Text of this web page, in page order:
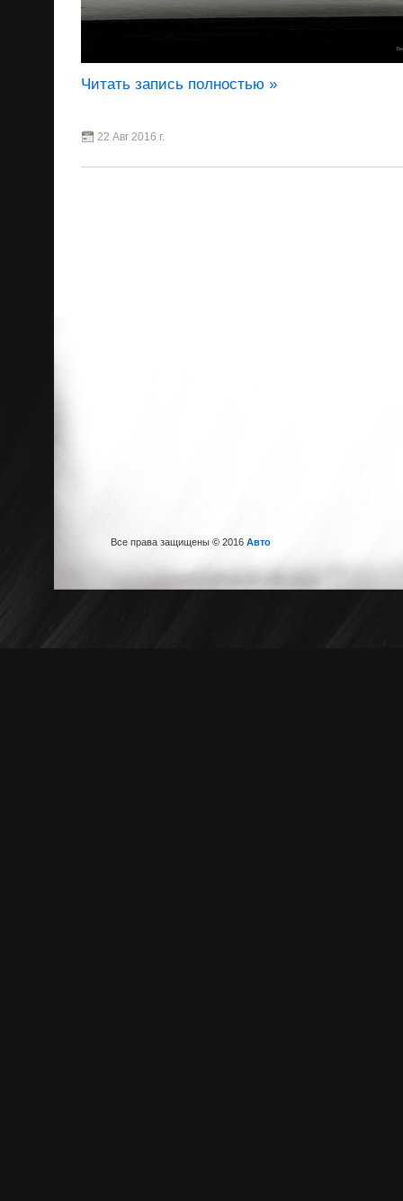
Читать запись полностью »
22 Авг 2016 г.
Все права защищены © 2016 Авто